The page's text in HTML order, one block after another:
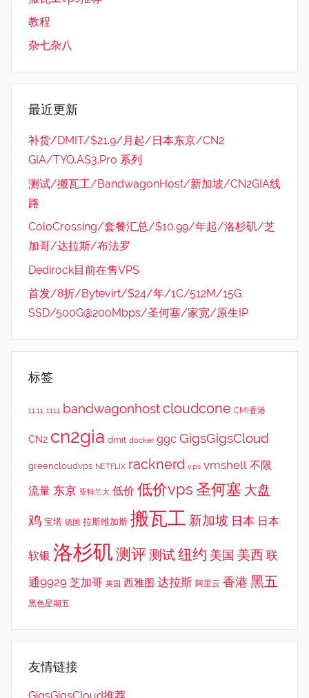
教程
杂七杂八
最近更新
补货/DMIT/$21.9/月起/日本东京/CN2
GIA/TYO.AS3.Pro 系列
测试/搬瓦工/BandwagonHost/新加坡/CN2GIA线
路
ColoCrossing/套餐汇总/$10.99/年起/洛杉矶/芝
加哥/达拉斯/布法罗
Dedirock目前在售VPS
首发/8折/Bytevirt/$24/年/1C/512M/15G
SSD/500G@200Mbps/圣何塞/家宽/原生IP
标签
11.11 1111 bandwagonhostcloudcone CMI香港
CN2 cn2gia dmit docker ggc GigsGigsCloud
greencloudvps NETFLIX racknerd v.ps vmshell 不限
流量 东京 亚特兰大 低价 低价vps 圣何塞 大盘
鸡 宝塔 德国 拉斯维加斯 搬瓦工 新加坡 日本 日本
软银 洛杉矶 测评测试纽约 美国 美西 联
通9929 芝加哥 英国 西雅图 达拉斯 阿里云 香港 黑五
黑色星期五
友情链接